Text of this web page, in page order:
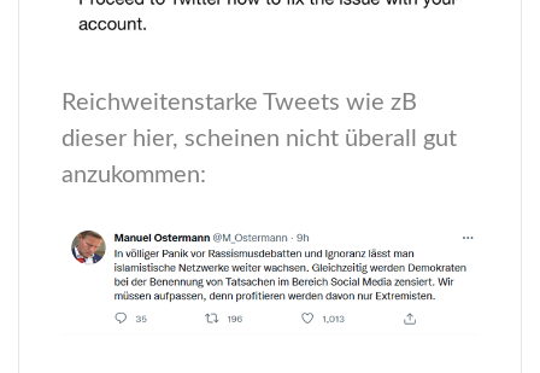
Reichweitenstarke Tweets wie zB
dieser hier, scheinen nicht überall gut
anzukommen: